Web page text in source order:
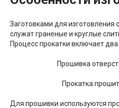
Заготовками для изготовления
служат граненые и круглые
Процесс прокатки включает два
Прошивка
Прокатка
Для прошивки используются